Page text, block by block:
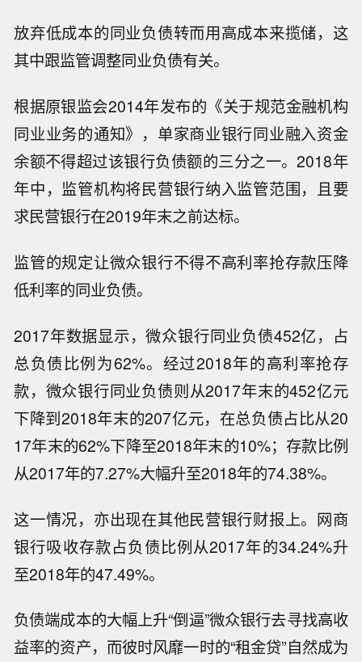
放弃低成本的同业负债转而用高成本来揽储，这
其中跟监管调整同业负债有关。
根据原银监会2014年发布的《关于规范金融机构
同业业务的通知》，单家商业银行同业融入资金
余额不得超过该银行负债额的三分之一。2018年
年中，监管机构将民营银行纳入监管范围，且要
求民营银行在2019年末之前达标。
监管的规定让微众银行不得不高利率抢存款压降
低利率的同业负债。
2017年数据显示，微众银行同业负债452亿，占
总负债比例为62%。经过2018年的高利率抢存
款，微众银行同业负债则从2017年末的452亿元
下降到2018年末的207亿元，在总负债占比从20
17年末的62%下降至2018年末的10%；存款比例
从2017年的7.27%大幅升至2018年的74.38%。
这一情况，亦出现在其他民营银行财报上。网商
银行吸收存款占负债比例从2017年的34.24%升
至2018年的47.49%。
负债端成本的大幅上升“倒逼”微众银行去寻找高收
益率的资产，而彼时风靡一时的“租金贷”自然成为